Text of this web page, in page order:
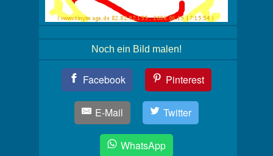
Noch ein Bild malen!
Facebook Pinterest
E-Mail Twitter
WhatsApp